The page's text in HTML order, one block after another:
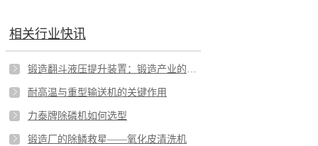
相关行业快讯
锻造翻斗液压提升装置：锻造产业的核心助力
耐高温与重型输送机的关键作用
力泰牌除磷机如何选型
锻造厂的除鳞救星——氧化皮清洗机